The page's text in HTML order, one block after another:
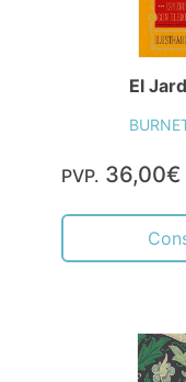
El
PVP. 36,00€